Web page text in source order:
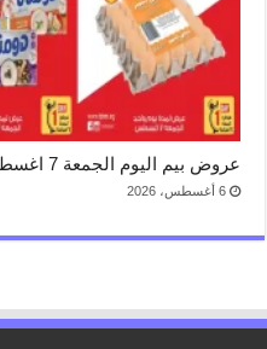
عروض بيم اليوم الجمعة 7 اغسطس 2026
6 أغسطس، 2026